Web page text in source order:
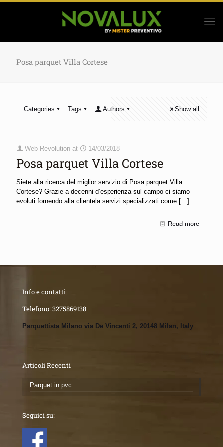
Posa parquet Villa Cortese
Categories Tags Authors Show all
Web Revolution at 14/03/2018
Posa parquet Villa Cortese
Siete alla ricerca del miglior servizio di Posa parquet Villa
Cortese? Grazie a decenni d’esperienza sul campo ci siamo
evoluti fornendo alla clientela servizi specializzati come […]
Read more
Info e contatti
Telefono:3275869138
Parquettista Milano via De Vincenti 2, 20148 Milan, Italy
Articoli Recenti
Parquet in pvc
Seguici su: